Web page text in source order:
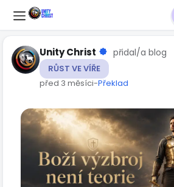
Unity Christ přidal/a blog
RŮST VE VÍŘE
před 3 měsíci-Překlad